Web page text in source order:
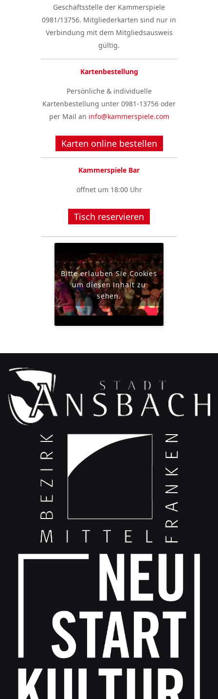
Geschäftsstelle der Kammerspiele
0981/13756. Mitgliederkarten sind nur in
Verbindung mit dem Mitgliedsausweis
gültig.
Kartenbestellung
Persönliche & individuelle
Kartenbestellung unter 0981-13756 oder
per Mail an info@kammerspiele.com
Karten online bestellen
Kammerspiele Bar
öffnet um 18:00 Uhr
Tisch reservieren
Bitte erlauben Sie Cookies
um diesen Inhalt zu
sehen.